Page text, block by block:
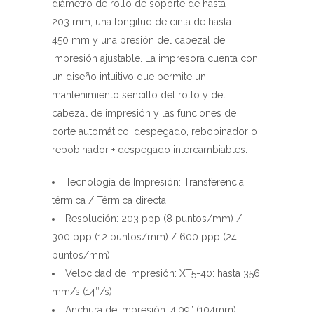
rebobinador + despegado intercambiables.
Tecnología de Impresión: Transferencia
térmica / Térmica directa
Resolución: 203 ppp (8 puntos/mm) /
300 ppp (12 puntos/mm) / 600 ppp (24
puntos/mm)
Velocidad de Impresión: XT5-40: hasta 356
mm/s (14″/s)
Longitud de Impresión: Mínima 4 mm** ;
máxima 4000 mm
Anchura de soporte: Mínima 25mm ;
máxima 114mm
En el PDF podrá ver todas las